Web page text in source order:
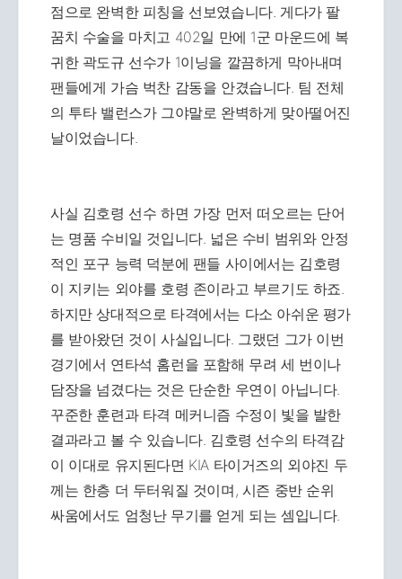
점으로 완벽한 피칭을 선보였습니다. 게다가 팔
꿈치 수술을 마치고 402일 만에 1군 마운드에 복
귀한 곽도규 선수가 1이닝을 깔끔하게 막아내며
팬들에게 가슴 벅찬 감동을 안겼습니다. 팀 전체
의 투타 밸런스가 그야말로 완벽하게 맞아떨어진
날이었습니다.
사실 김호령 선수 하면 가장 먼저 떠오르는 단어
는 명품 수비일 것입니다. 넓은 수비 범위와 안정
적인 포구 능력 덕분에 팬들 사이에서는 김호령
이 지키는 외야를 호령 존이라고 부르기도 하죠.
하지만 상대적으로 타격에서는 다소 아쉬운 평가
를 받아왔던 것이 사실입니다. 그랬던 그가 이번
경기에서 연타석 홈런을 포함해 무려 세 번이나
담장을 넘겼다는 것은 단순한 우연이 아닙니다.
꾸준한 훈련과 타격 메커니즘 수정이 빛을 발한
결과라고 볼 수 있습니다. 김호령 선수의 타격감
이 이대로 유지된다면 KIA 타이거즈의 외야진 두
께는 한층 더 두터워질 것이며, 시즌 중반 순위
싸움에서도 엄청난 무기를 얻게 되는 셈입니다.